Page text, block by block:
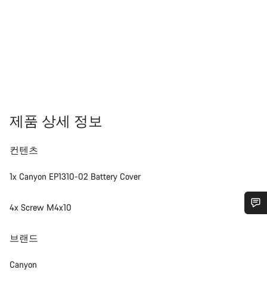
제품 상세 정보
컨텐츠
1x Canyon EP1310-02 Battery Cover
4x Screw M4x10
브랜드
Canyon있습니다.